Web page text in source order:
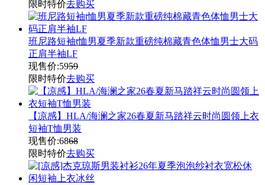
限时特价去购买
班尼路短袖t恤男夏季新款重磅纯棉藏青色体恤男士大码
正肩半袖LF
现售价:5959
限时特价去购买
【凉感】HLA/海澜之家26春夏新马踏祥云时尚圆领上衣
短袖T恤男装
现售价:6868
限时特价去购买